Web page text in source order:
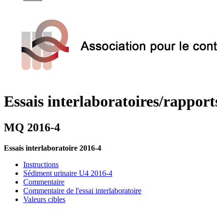
Essais interlaboratoires/
MQ 2016-4
Essais interlaboratoire 2016-4
Instructions
Sédiment urinaire U4 2016-4
Commentaire
Commentaire de l'essai interlaboratoire
Valeurs cibles